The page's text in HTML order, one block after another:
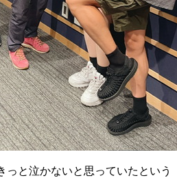
っと泣かないと思っていたという